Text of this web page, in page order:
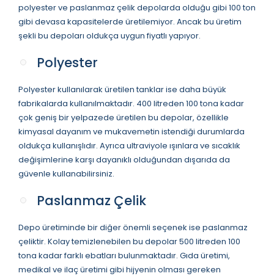
polyester ve paslanmaz çelik depolarda olduğu gibi 100 ton
gibi devasa kapasitelerde üretilemiyor. Ancak bu üretim
şekli bu depoları oldukça uygun fiyatlı yapıyor.
Polyester
Polyester kullanılarak üretilen tanklar ise daha büyük
fabrikalarda kullanılmaktadır. 400 litreden 100 tona kadar
çok geniş bir yelpazede üretilen bu depolar, özellikle
kimyasal dayanım ve mukavemetin istendiği durumlarda
oldukça kullanışlıdır. Ayrıca ultraviyole ışınlara ve sıcaklık
değişimlerine karşı dayanıklı olduğundan dışarıda da
güvenle kullanabilirsiniz.
Paslanmaz Çelik
Depo üretiminde bir diğer önemli seçenek ise paslanmaz
çeliktir. Kolay temizlenebilen bu depolar 500 litreden 100
tona kadar farklı ebatları bulunmaktadır. Gıda üretimi,
medikal ve ilaç üretimi gibi hijyenin olması gereken